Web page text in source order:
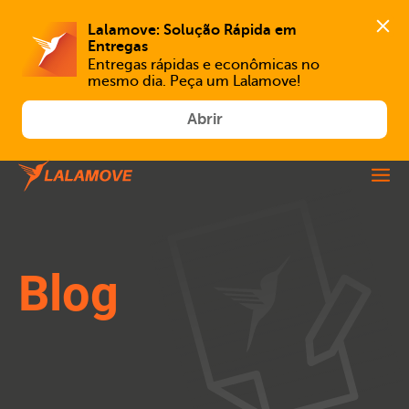
Lalamove: Solução Rápida em
Entregas
Entregas rápidas e econômicas no
mesmo dia. Peça um Lalamove!
Abrir
Blog